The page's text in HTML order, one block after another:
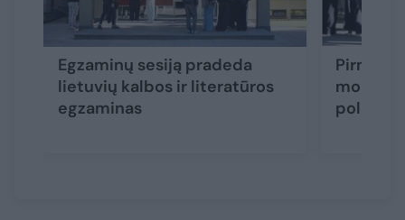
Egzaminų sesiją pradeda
lietuvių kalbos ir literatūros
egzaminas
policija